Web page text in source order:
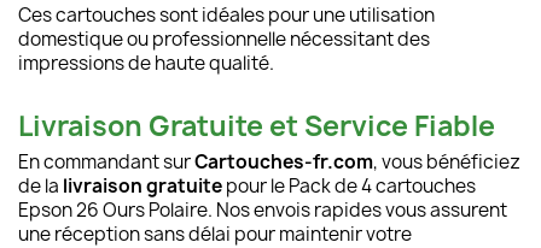
Ces cartouches sont idéales pour une utilisation
domestique ou professionnelle nécessitant des
impressions de haute qualité.
Livraison Gratuite et Service Fiable
En commandant surCartouches-fr.com, vous bénéficiez
de la livraison gratuitepour le Pack de 4 cartouches
Epson 26 Ours Polaire. Nos envois rapides vous assurent
une réception sans délai pour maintenir votre